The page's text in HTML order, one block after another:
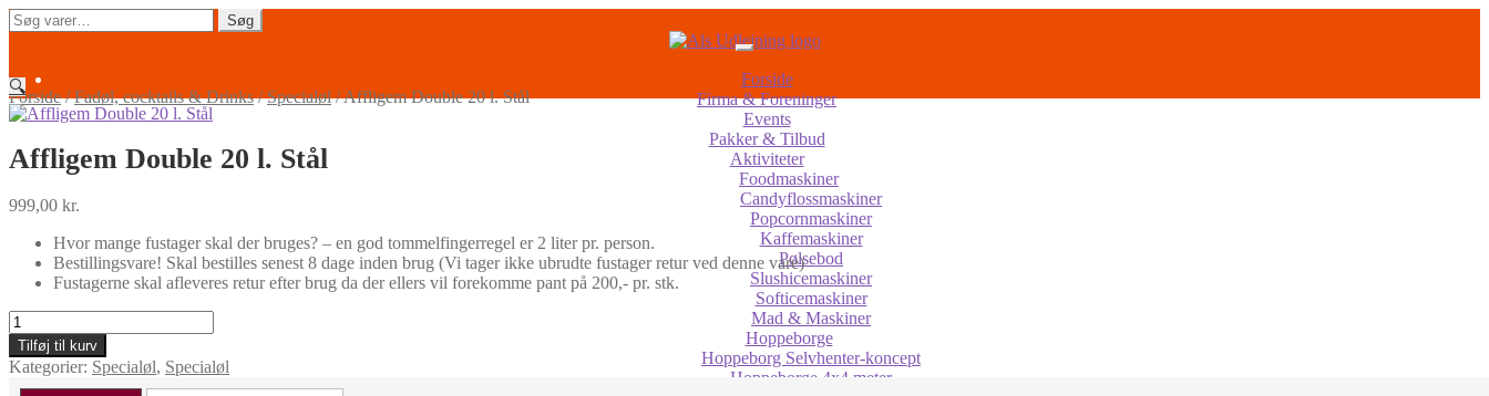
Spring
til
Spring
til
Søg
efter:
Søg
Forside
Firma & Foreninger
Events
Pakker & Tilbud
Aktiviteter
Foodmaskiner
Candyflossmaskiner
Popcornmaskiner
Kaffemaskiner
Pølsebod
Slushicemaskiner
Softicemaskiner
Mad & Maskiner
Hoppeborge
Hoppeborg Selvhenter-koncept
Hoppeborge 4x4 meter
Forside/Fadøl, cocktails & Drinks/Specialøl/Affligem Double 20 l. Stål
🔍
Affligem Double 20 l. Stål
999,00 kr.
Hvor mange fustager skal der bruges? – en god tommelfingerregel er 2 liter pr. person.
Bestillingsvare! Skal bestilles senest 8 dage inden brug (Vi tager ikke ubrudte fustager retur ved denne vare)
Fustagerne skal afleveres retur efter brug da der ellers vil forekomme pant på 200,- pr. stk.
Affligem
Double
20
l.
Tilføj til kurv
Kategorier: Specialøl, Specialøl